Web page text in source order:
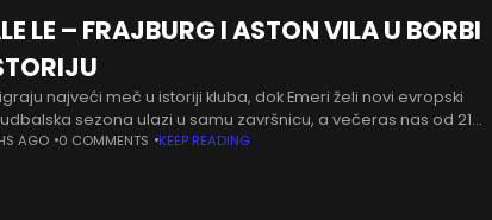
LE – FRAJBURG I ASTON VILA U BORBI
najveći meč u istoriji kluba, dok Emeri želi novi evropski
sezona ulazi u samu završnicu, a večeras nas od 21
očekuje veliko finale
AGO 0 COMMENTS KEEP READING